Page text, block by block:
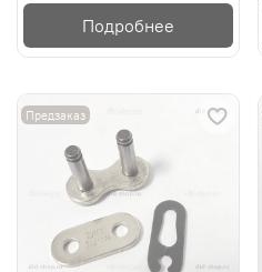
Подробнее
Предзаказ